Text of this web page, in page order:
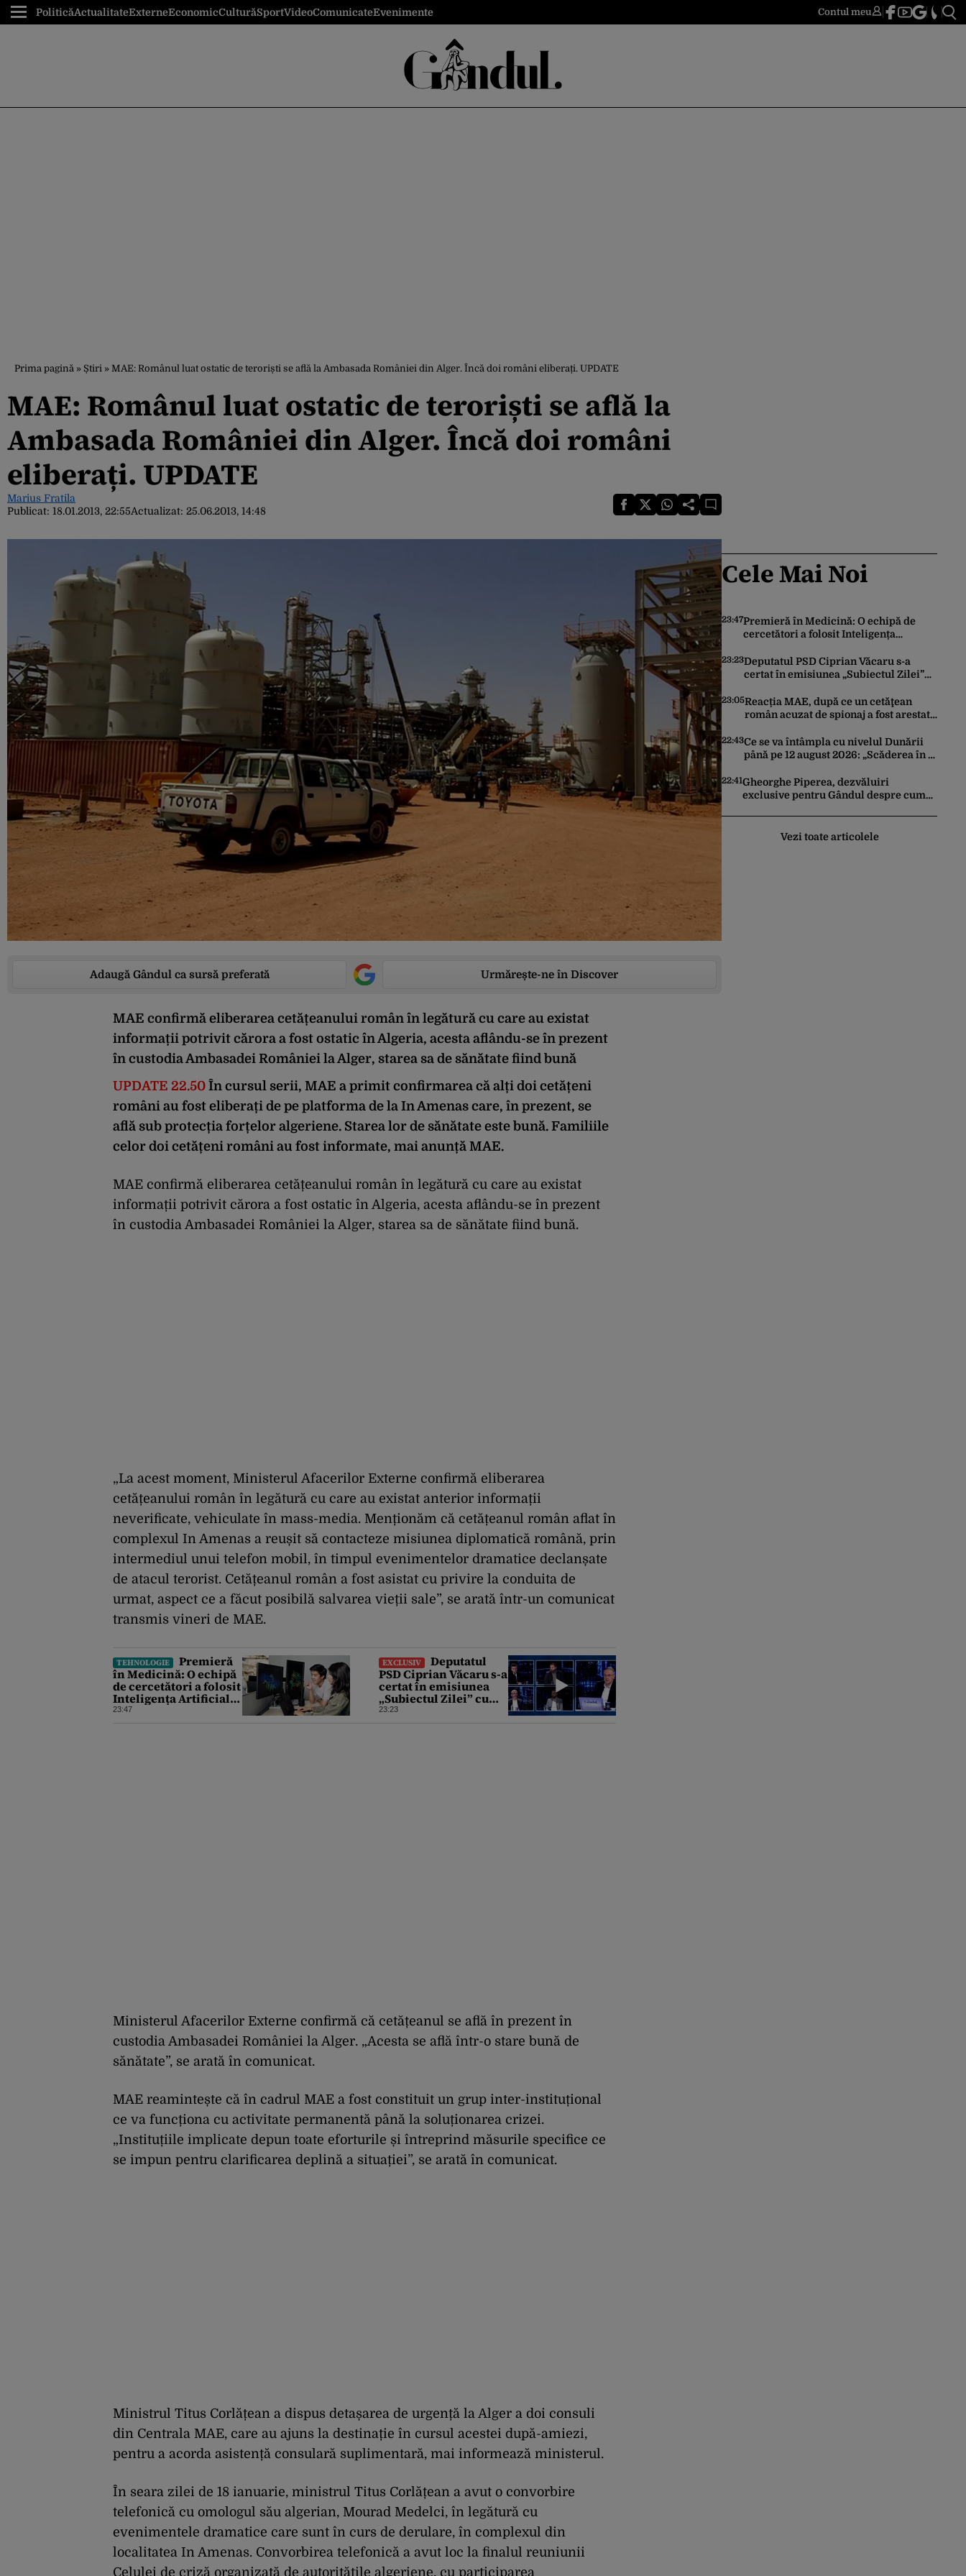
PoliticăActualitateExterneEconomicCulturăSportVideoComunicateEvenimente Contul meu
Prima pagină » Știri » MAE: Românul luat ostatic de teroriști se află la Ambasada României din Alger. Încă doi români eliberați. UPDATE
MAE: Românul luat ostatic de teroriști se află la
Ambasada României din Alger. Încă doi români
eliberați. UPDATE
Marius Fratila
Publicat: 18.01.2013, 22:55Actualizat: 25.06.2013, 14:48
Adaugă Gândul ca sursă preferată Urmărește-ne în Discover
MAE confirmă eliberarea cetățeanului român în legătură cu care au existat
informații potrivit cărora a fost ostatic în Algeria, acesta aflându-se în prezent
în custodia Ambasadei României la Alger, starea sa de sănătate fiind bună
UPDATE 22.50 În cursul serii, MAE a primit confirmarea că alți doi cetățeni
români au fost eliberați de pe platforma de la In Amenas care, în prezent, se
află sub protecția forțelor algeriene. Starea lor de sănătate este bună. Familiile
celor doi cetățeni români au fost informate, mai anunță MAE.
MAE confirmă eliberarea cetățeanului român în legătură cu care au existat
informații potrivit cărora a fost ostatic în Algeria, acesta aflându-se în prezent
în custodia Ambasadei României la Alger, starea sa de sănătate fiind bună.
„La acest moment, Ministerul Afacerilor Externe confirmă eliberarea
cetățeanului român în legătură cu care au existat anterior informații
neverificate, vehiculate în mass-media. Menționăm că cetățeanul român aflat în
complexul In Amenas a reușit să contacteze misiunea diplomatică română, prin
intermediul unui telefon mobil, în timpul evenimentelor dramatice declanșate
de atacul terorist. Cetățeanul român a fost asistat cu privire la conduita de
urmat, aspect ce a făcut posibilă salvarea vieții sale”, se arată într-un comunicat
transmis vineri de MAE.
TEHNOLOGIE
Premieră
în Medicină: O echipă
de cercetători a folosit
Inteligența Artificială
pentru a crea primele
23:47
EXCLUSIV
Deputatul
PSD Ciprian Văcaru s-a
certat în emisiunea
„Subiectul Zilei” cu
deputatul USR Cezar
23:23
Ministerul Afacerilor Externe confirmă că cetățeanul se află în prezent în
custodia Ambasadei României la Alger. „Acesta se află într-o stare bună de
sănătate”, se arată în comunicat.
MAE reamintește că în cadrul MAE a fost constituit un grup inter-instituțional
ce va funcționa cu activitate permanentă până la soluționarea crizei.
„Instituțiile implicate depun toate eforturile și întreprind măsurile specifice ce
se impun pentru clarificarea deplină a situației”, se arată în comunicat.
Ministrul Titus Corlățean a dispus detașarea de urgență la Alger a doi consuli
din Centrala MAE, care au ajuns la destinație în cursul acestei după-amiezi,
pentru a acorda asistență consulară suplimentară, mai informează ministerul.
În seara zilei de 18 ianuarie, ministrul Titus Corlățean a avut o convorbire
telefonică cu omologul său algerian, Mourad Medelci, în legătură cu
evenimentele dramatice care sunt în curs de derulare, în complexul din
localitatea In Amenas. Convorbirea telefonică a avut loc la finalul reuniunii
Celulei de criză organizată de autoritățile algeriene, cu participarea
Cele Mai Noi
23:47Premieră în Medicină: O echipă de
cercetători a folosit Inteligența
virusuri sintetice la tratarea de E.coli
23:23Deputatul PSD Ciprian Văcaru s-a
certat în emisiunea „Subiectul Zilei”
deficitul fiind motivul scandalului
23:05Reacția MAE, după ce un cetăţean
român acuzat de spionaj a fost arestat
ucrainean ca să asasineze un
producător de drone
22:43Ce se va întâmpla cu nivelul Dunării
până pe 12 august 2026: „Scăderea în 7
22:41Gheorghe Piperea, dezvăluiri
exclusive pentru Gândul despre cum
să îl pună „la respect” pe Trump
Vezi toate articolele